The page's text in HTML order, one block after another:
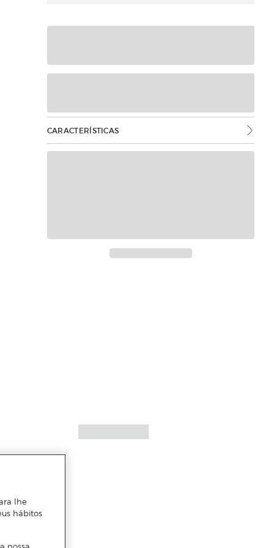
CARACTERÍSTICAS
lhe
hábitos
nossa